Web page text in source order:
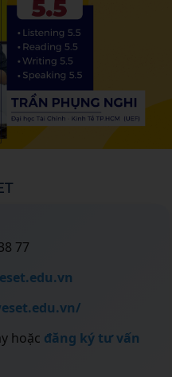
77
hoặc đăng ký tư vấn